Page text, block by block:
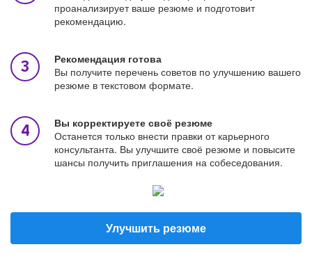
проанализирует ваше резюме и подготовит
рекомендацию.
Рекомендация готова
Вы получите перечень советов по улучшению вашего
резюме в текстовом формате.
Вы корректируете своё резюме
Останется только внести правки от карьерного
консультанта. Вы улучшите своё резюме и повысите
шансы получить приглашения на собеседования.
Улучшить резюме